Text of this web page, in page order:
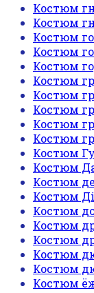
Костюм
Костюм
Костюм
Костюм
Костюм
Костюм
Костюм
Костюм
Костюм
Костюм
Костюм
Костюм
Костюм
Костюм
Костюм
Костюм
Костюм
Костюм
Костюм
Костюм